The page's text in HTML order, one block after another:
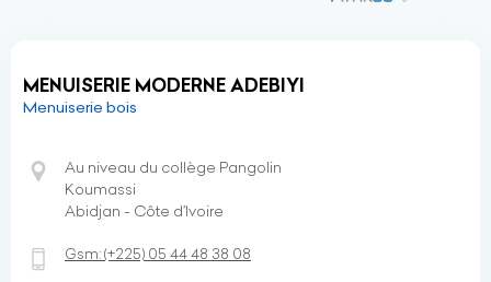
MENUISERIE MODERNE ADEBIYI
Menuiserie bois
Au niveau du collège Pangolin
Koumassi
Abidjan - Côte d’Ivoire
Gsm:(+225) 05 44 48 38 08